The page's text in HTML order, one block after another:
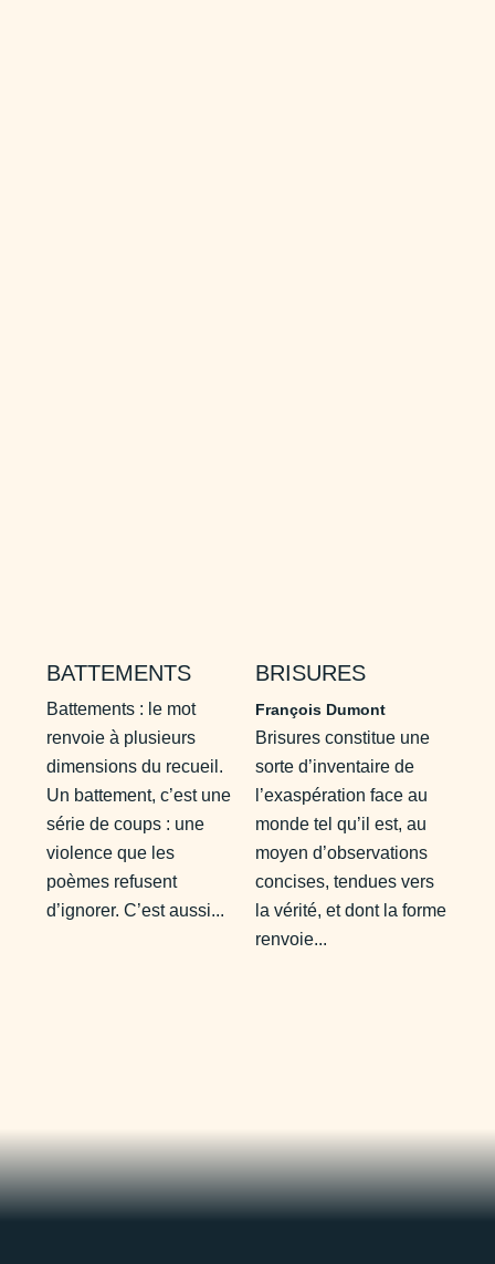
BATTEMENTS
Battements : le mot
renvoie à plusieurs
dimensions du recueil.
Un battement, c’est une
série de coups : une
violence que les
poèmes refusent
d’ignorer. C’est aussi...
BRISURES
François Dumont
Brisures constitue une
sorte d’inventaire de
l’exaspération face au
monde tel qu’il est, au
moyen d’observations
concises, tendues vers
la vérité, et dont la forme
renvoie...